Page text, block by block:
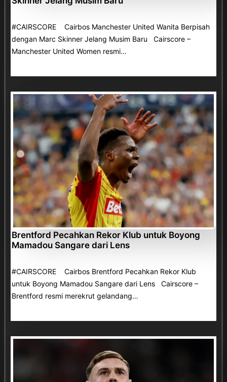
#CAIRSCORE Cairbos Manchester United Wanita Berpisah
dengan Marc Skinner Jelang Musim Baru Cairscore –
Manchester United Women resmi…
Brentford Pecahkan Rekor Klub untuk Boyong
Mamadou Sangare dari Lens
#CAIRSCORE Cairbos Brentford Pecahkan Rekor Klub
untuk Boyong Mamadou Sangare dari Lens Cairscore –
Brentford resmi merekrut gelandang…